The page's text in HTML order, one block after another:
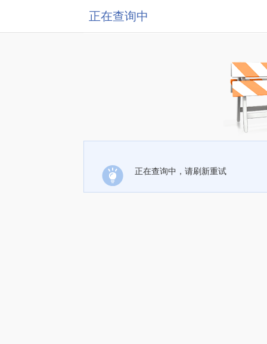
正在查询中
正在查询中，请刷新重试